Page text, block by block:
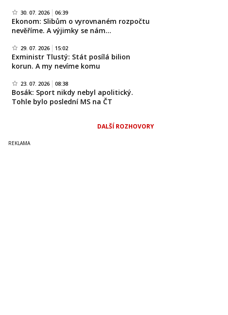
30. 07. 2026 06:39
Ekonom: Slibům o vyrovnaném rozpočtu
nevěříme. A výjimky se nám…
29. 07. 2026 15:02
Exministr Tlustý: Stát posílá bilion
korun. A my nevíme komu
23. 07. 2026 08:38
Bosák: Sport nikdy nebyl apolitický.
Tohle bylo poslední MS na ČT
DALŠÍ ROZHOVORY